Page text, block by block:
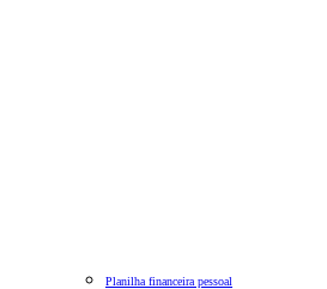
Planilha financeira pessoal